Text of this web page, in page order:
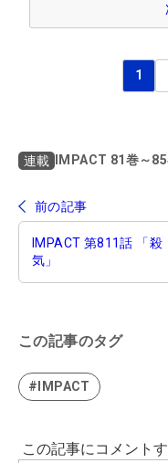
1
連載 IMPACT 81巻～
前の記事
IMPACT 第811話 「殺
気」
この記事のタグ
#IMPACT